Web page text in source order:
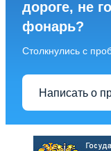
дороге, не
фонарь?
Столкнулись с
Написать о